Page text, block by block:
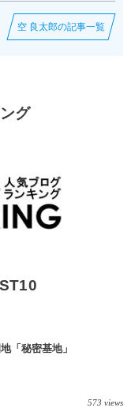
空 良太郎の記事一覧
グ
「秘密基地」
573 views